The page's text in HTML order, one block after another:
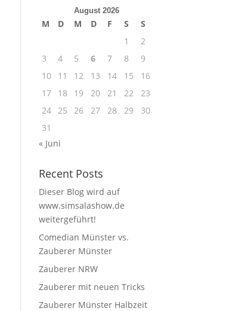
August 2026
M D M D F S
S
1
2
3
4 5 6 7 8
9
10
11 12 13 14 15
16
17
18 19 20 21 22
23
24 25 26 27 28 29
30
31
« Juni
Recent Posts
Dieser Blog wird auf
www.simsalashow.de
weitergeführt!
Comedian Münster vs.
Zauberer Münster
Zauberer NRW
Zauberer mit neuen Tricks
Zauberer Münster Halbzeit